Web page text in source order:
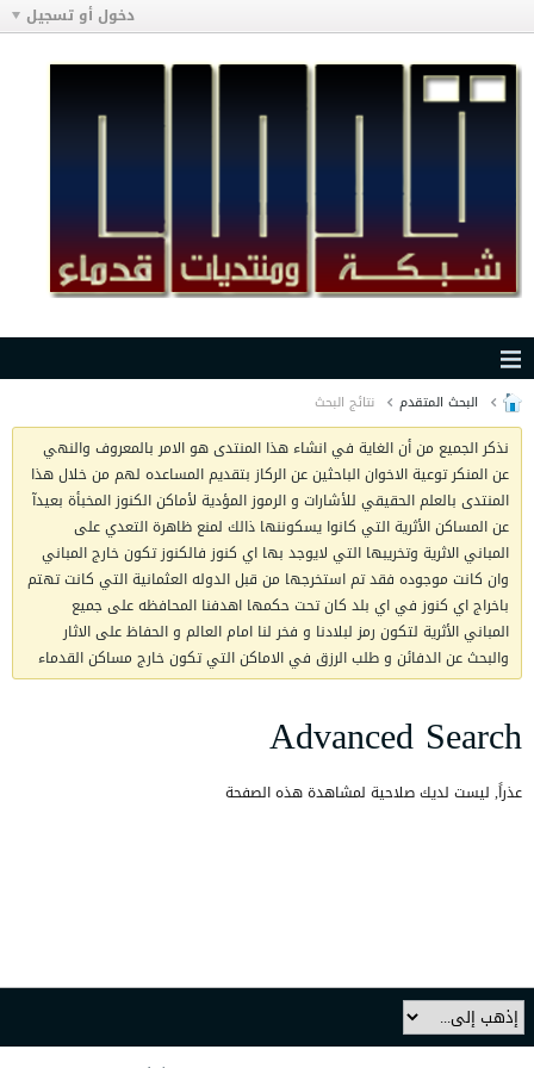
دخول أو تسجيل
البحث المتقدم نتائج البحث
نذكر الجميع من أن الغاية في انشاء هذا المنتدى هو الامر بالمعروف والنهي
عن المنكر توعية الاخوان الباحثين عن الركاز بتقديم المساعده لهم من خلال هذا
المنتدى بالعلم الحقيقي للأشارات و الرموز المؤدية لأماكن الكنوز المخبأة بعيدآ
عن المساكن الأثرية التي كانوا يسكوننها ذالك لمنع ظاهرة التعدي على
المباني الاثرية وتخريبها التي لايوجد بها اي كنوز فالكنوز تكون خارج المباني
وان كانت موجوده فقد تم استخرجها من قبل الدوله العثمانية التي كانت تهتم
باخراج اي كنوز في اي بلد كان تحت حكمها اهدفنا المحافظه على جميع
المباني الأثرية لتكون رمز لبلادنا و فخر لنا امام العالم و الحفاظ على الاثار
والبحث عن الدفائن و طلب الرزق في الاماكن التي تكون خارج مساكن القدماء
Advanced Search
عذراً, ليست لديك صلاحية لمشاهدة هذه الصفحة